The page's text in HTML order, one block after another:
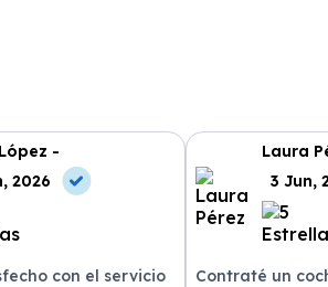
-
2026
con el servicio
Laura
3 Jun,
Contraté un